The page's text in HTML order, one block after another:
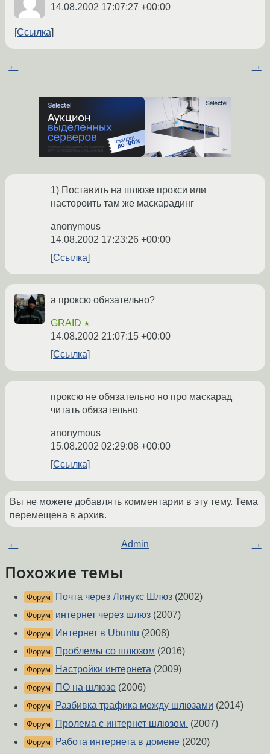
14.08.2002 17:07:27 +00:00
Ссылка
← →
1) Поставить на шлюзе прокси или
настороить там же маскарадинг
anonymous
14.08.2002 17:23:26 +00:00
Ссылка
а проксю обязательно?
GRAID ★
14.08.2002 21:07:15 +00:00
Ссылка
проксю не обязательно но про маскарад
читать обязательно
anonymous
15.08.2002 02:29:08 +00:00
Ссылка
Вы не можете добавлять комментарии в эту тему. Тема
перемещена в архив.
← Admin →
Похожие темы
Форум Почта через Линукс Шлюз (2002)
Форум интернет через шлюз (2007)
Форум Интернет в Ubuntu (2008)
Форум Проблемы со шлюзом (2016)
Форум Настройки интернета (2009)
Форум ПО на шлюзе (2006)
Форум Разбивка трафика между шлюзами (2014)
Форум Пролема с интернет шлюзом. (2007)
Форум Работа интернета в домене (2020)